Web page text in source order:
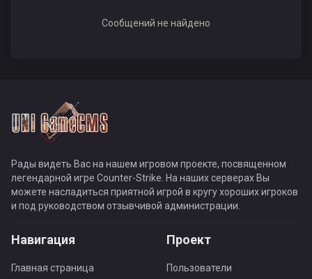
Сообщений не найдено
Рады видеть Вас на нашем игровом проекте, посвященном
легендарной игре Counter-Strike. На наших серверах Вы
можете насладиться приятной игрой в кругу хороших игроков
и под руководством отзывчивой администрации.
Навигация
Главная страница
Проект
Пользователи